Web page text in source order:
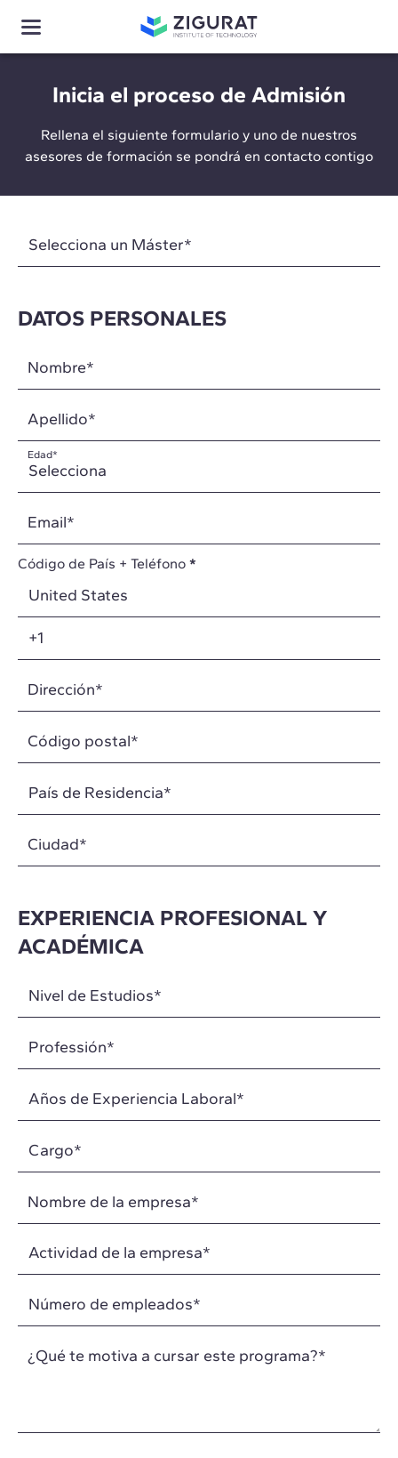
Inicia el proceso de Admisión
Rellena el siguiente formulario y uno de nuestros
asesores de formación se pondrá en contacto contigo
DATOS PERSONALES
Nombre*
Apellido*
Edad*
Email*
Código de País + Teléfono *
Dirección*
Código postal*
Ciudad*
EXPERIENCIA PROFESIONAL Y
ACADÉMICA
Nombre de la empresa*
¿Qué te motiva a cursar este programa?*